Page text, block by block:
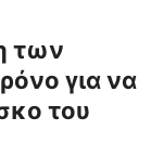
των
για να
του